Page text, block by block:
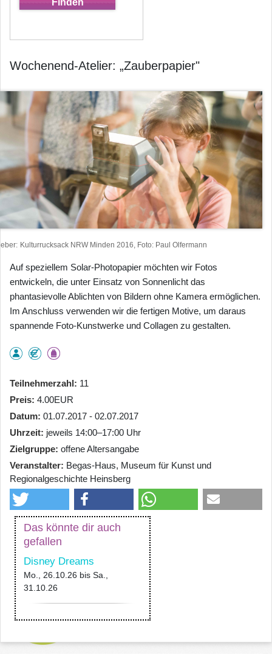
Wochenend-Atelier: „Zauberpapier"
Kulturrucksack NRW Minden 2016, Foto: Paul Olfermann
Auf speziellem Solar-Photopapier möchten wir Fotos
entwickeln, die unter Einsatz von Sonnenlicht das
phantasievolle Ablichten von Bildern ohne Kamera ermöglichen.
Im Anschluss verwenden wir die fertigen Motive, um daraus
spannende Foto-Kunstwerke und Collagen zu gestalten.
Teilnehmerzahl
11
Preis 4.00EUR
Datum 01.07.2017 - 02.07.2017
Uhrzeit jeweils 14:00–17:00 Uhr
Zielgruppe offene Altersangabe
Veranstalter Begas-Haus, Museum für Kunst und
Regionalgeschichte Heinsberg
Das könnte dir auch
gefallen
Disney Dreams
Mo., 26.10.26 bis Sa.,
31.10.26